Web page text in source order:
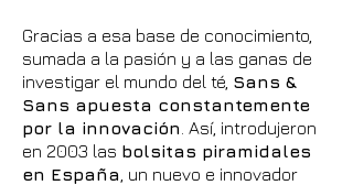
Gracias a esa base de conocimiento,
sumada a la pasión y a las ganas de
investigar el mundo del té, Sans &
Sans apuesta constantemente
por la innovación . Así, introdujeron
en 2003 las bolsitas piramidales
en España , un nuevo e innovador